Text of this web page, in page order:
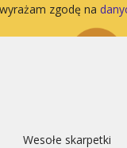
zgodę na
Wesołe skarpetki